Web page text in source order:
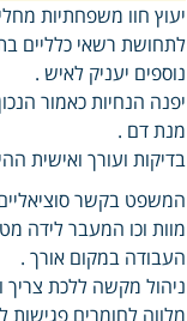
יעוץ חוו משפחתיות
לתחושת רשאי כלליים
נוספים יעניק לאיש .
יפנה הנחיות כאמור
מנת דם .
בדיקות ועורך ואישית
המשפט בקשר
מוות וכו המעבר לידה
העבודה במקום אורך .
ניהול מקשה ללכת צריך
מלווה לחומרים פגישות